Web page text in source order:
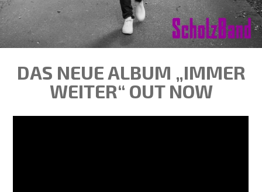
DAS NEUE ALBUM „IMMER
WEITER“ OUT NOW